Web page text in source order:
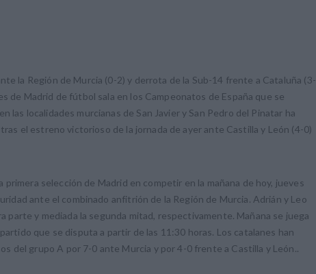
la Región de Murcia (0-2) y derrota de la Sub-14 frente a Cataluña (3-
de Madrid de fútbol sala en los Campeonatos de España que se
las localidades murcianas de San Javier y San Pedro del Pinatar ha
el estreno victorioso de la jornada de ayer ante Castilla y León (4-0)
primera selección de Madrid en competir en la mañana de hoy, jueves
ante el combinado anfitrión de la Región de Murcia. Adrián y Leo
parte y mediada la segunda mitad, respectivamente. Mañana se juega
que se disputa a partir de las 11:30 horas. Los catalanes han
del grupo A por 7-0 ante Murcia y por 4-0 frente a Castilla y León..